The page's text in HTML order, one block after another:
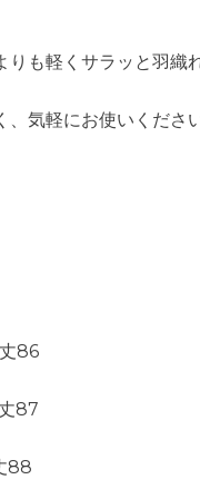
りも軽くサラッと羽織
気軽にお使いくださ
86
87
88